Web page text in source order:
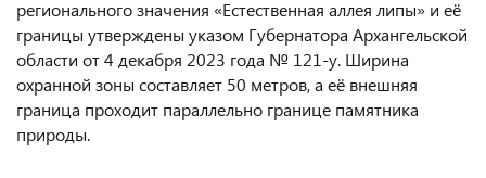
регионального значения «Естественная аллея липы» и её
границы утверждены указом Губернатора Архангельской
области от 4 декабря 2023 года № 121-у. Ширина
охранной зоны составляет 50 метров, а её внешняя
граница проходит параллельно границе памятника
природы.